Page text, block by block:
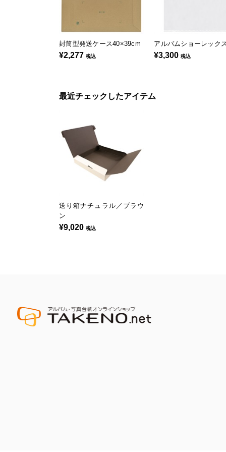
封筒型発送ケース40×39cm
¥2,277 税込
アルバムショーレック
¥3,300税込
最近チェックしたアイテム
送り箱ナチュラル／ブラウ
ン
¥9,020 税込